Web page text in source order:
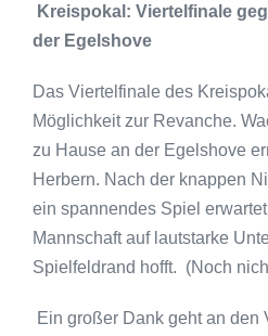
Kreispokal: Viertelfinale
der Egelshove
Das Viertelfinale des
Möglichkeit zur Revanche.
zu Hause an der Egelshove
Herbern. Nach der knappen
ein spannendes Spiel
Mannschaft auf lautstarke
Spielfeldrand hofft. (Noch
Ein großer Dank geht an den